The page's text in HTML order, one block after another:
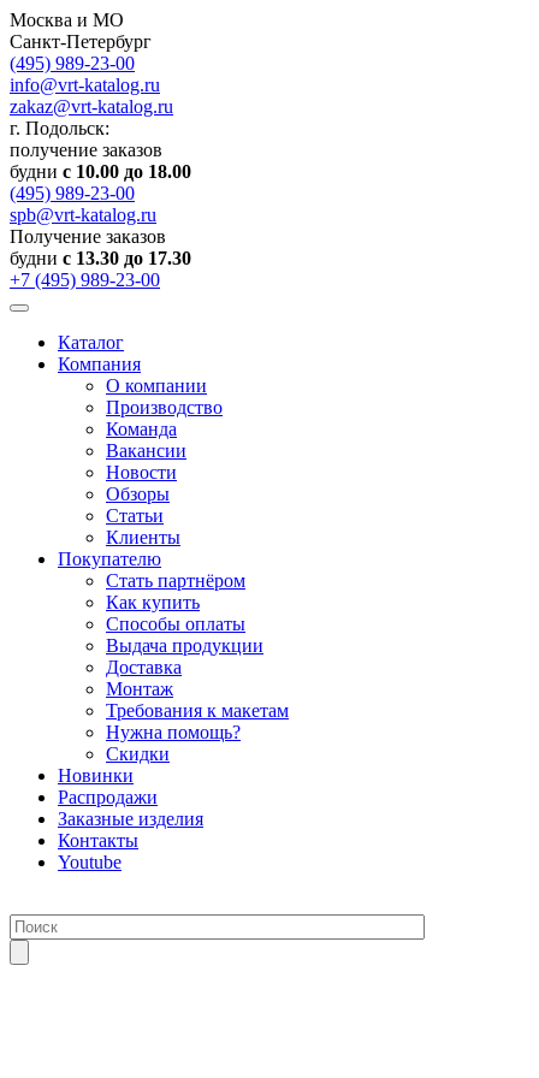
Москва и МО
Санкт-Петербург
(495) 989-23-00
info@vrt-katalog.ru
zakaz@vrt-katalog.ru
г. Подольск:
получение заказов
будни с 10.00 до 18.00
(495) 989-23-00
spb@vrt-katalog.ru
Получение заказов
будни с 13.30 до 17.30
+7 (495) 989-23-00
Каталог
Компания
О компании
Производство
Команда
Вакансии
Новости
Обзоры
Статьи
Клиенты
Покупателю
Стать партнёром
Как купить
Способы оплаты
Выдача продукции
Доставка
Монтаж
Требования к макетам
Нужна помощь?
Скидки
Новинки
Распродажи
Заказные изделия
Контакты
Youtube